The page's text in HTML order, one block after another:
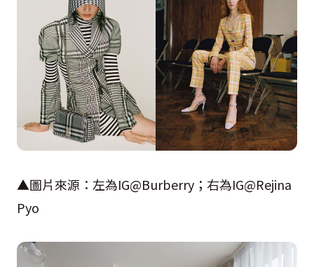
▲圖片來源：左為IG@Burberry ；右為IG@Rejina
Pyo